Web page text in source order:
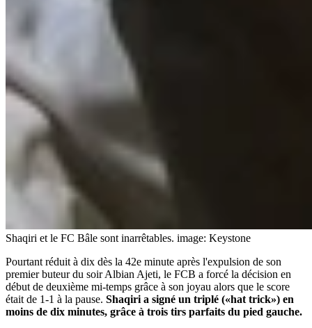
Shaqiri et le FC Bâle sont inarrêtables. image: Keystone
Pourtant réduit à dix dès la 42e minute après l'expulsion de son
premier buteur du soir Albian Ajeti, le FCB a forcé la décision en
début de deuxième mi-temps grâce à son joyau alors que le score
était de 1-1 à la pause. Shaqiri a signé un triplé («hat trick») en
moins de dix minutes, grâce à trois tirs parfaits du pied gauche.